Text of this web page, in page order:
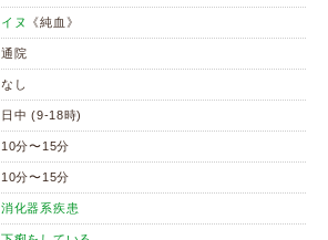
イヌ 《純血》
通院
なし
日中 (9-18時)
10分〜15分
10分〜15分
消化器系疾患